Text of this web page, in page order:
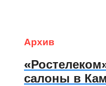
Архив
салоны в